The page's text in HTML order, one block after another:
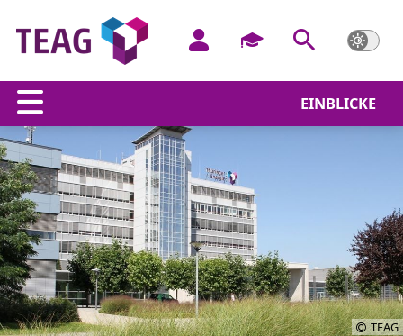
EINBLICKE
TEAG